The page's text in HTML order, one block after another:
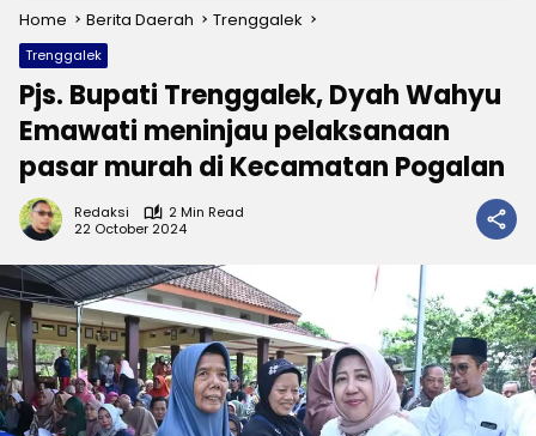
Home Berita Daerah Trenggalek
Trenggalek
Pjs. Bupati Trenggalek, Dyah Wahyu
Emawati meninjau pelaksanaan
pasar murah di Kecamatan Pogalan
Redaksi
2 Min Read
22 October 2024